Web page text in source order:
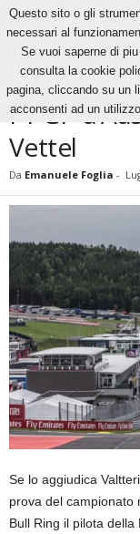
News F1 GP
NEWS
F1 GP
Vettel
Da Emanuele Foglia -
Se lo aggiudica
prova del campionato
Bull Ring il pilota della
Questo sito o gli
necessari al
Se vuoi saperne di
consulta la cookie
pagina, cliccando su un
acconsenti ad un